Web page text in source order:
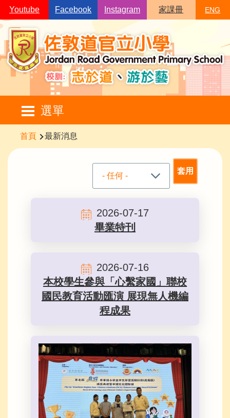
移至主內容
Youtube Facebook Instagram 家課冊 ENG
選單
Main
navigation
導
航
首頁 最新消息
2026-07-17
畢業特刊
2026-07-16
本校學生參與「心繫家國」聯校
國民教育活動匯演 展現無人機編
程成果